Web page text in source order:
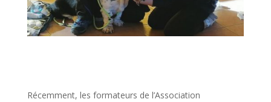
Récemment, les formateurs de l’Association